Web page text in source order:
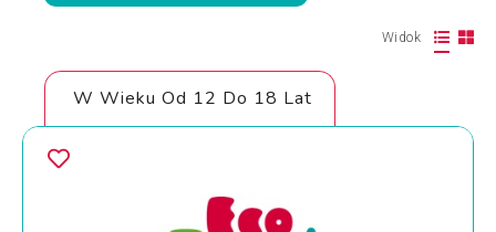
Widok
W Wieku Od 12 Do 18 Lat